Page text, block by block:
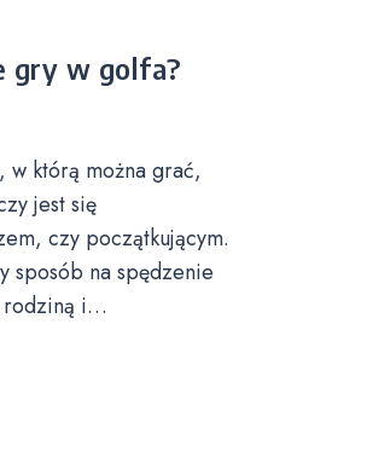
gry w golfa?
w którą można grać,
jest się
czy początkującym.
sposób na spędzenie
rodziną i…